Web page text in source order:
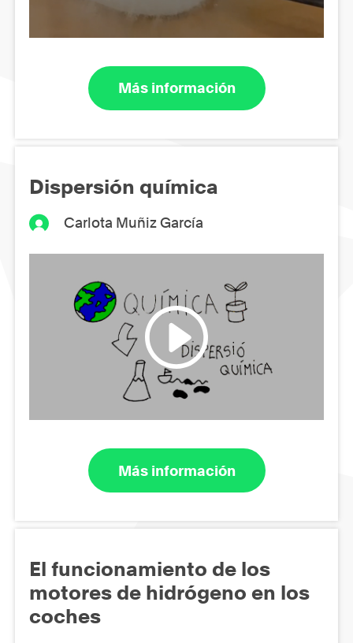
Más información
Dispersión química
Carlota Muñiz García
Más información
El funcionamiento de los
motores de hidrógeno en los
coches